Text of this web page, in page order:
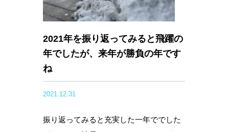
2021年を振り返ってみると飛躍の
年でしたが、来年が勝負の年です
ね
2021.12.31
振り返ってみると充実した一年ででした